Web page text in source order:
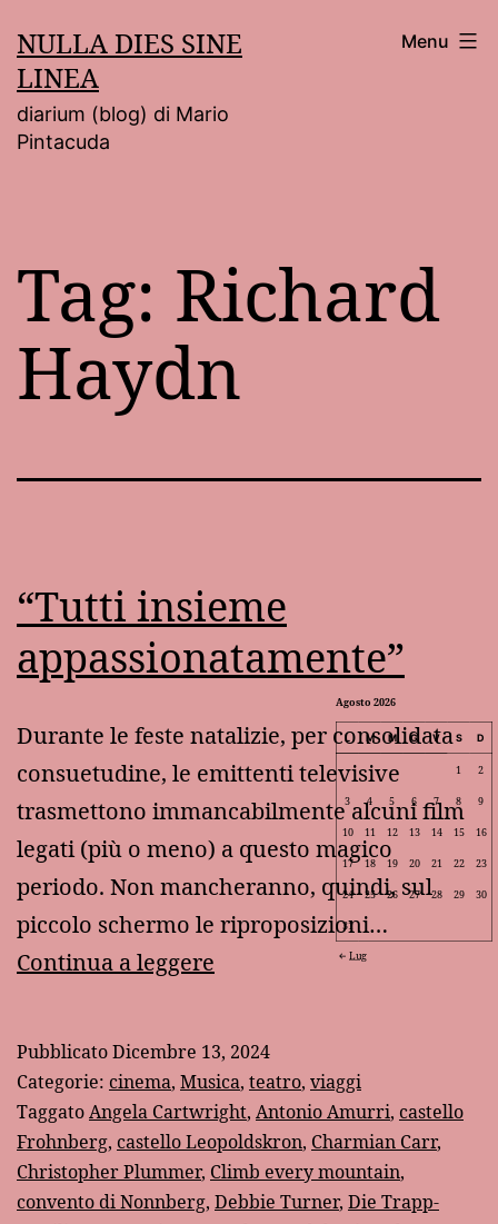
al
contenuto
NULLA DIES SINE
LINEA
diarium (blog) di Mario
Pintacuda
Menu
Tag: Richard
Haydn
“Tutti insieme
appassionatamente”
Durante le feste natalizie, per consolidata
consuetudine, le emittenti televisive
trasmettono immancabilmente alcuni film
legati (più o meno) a questo magico
periodo. Non mancheranno, quindi, sul
piccolo schermo le riproposizioni…
Continua a leggere
PubblicatoDicembre 13, 2024
Categorie: cinema, Musica, teatro, viaggi
TaggatoAngela Cartwright, Antonio Amurri, castello
Frohnberg, castello Leopoldskron, Charmian Carr,
Christopher Plummer, Climb every mountain,
convento di Nonnberg, Debbie Turner, Die Trapp-
Agosto 2026
L M M G V S D
1 2
3 4 5 6 7 8 9
10 11 12 13 14 15 16
17 18 19 20 21 22 23
24 25 26 27 28 29 30
31
Lug